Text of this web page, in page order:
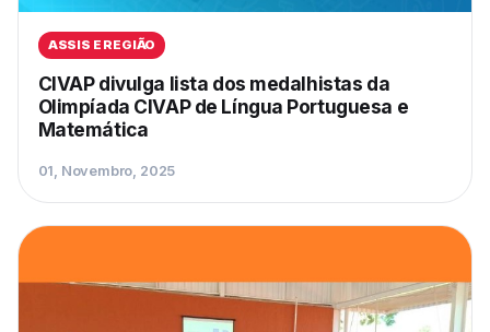
ASSIS E REGIÃO
CIVAP divulga lista dos medalhistas da
Olimpíada CIVAP de Língua Portuguesa e
Matemática
01, Novembro, 2025